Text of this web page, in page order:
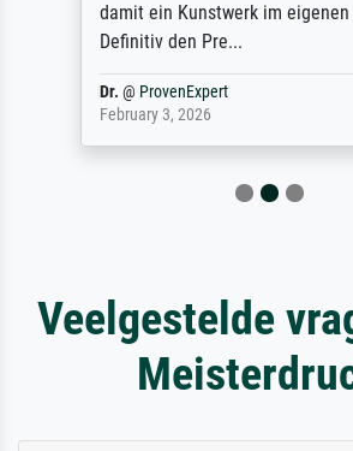
damit ein Kunstwerk im eigenen
Definitiv den Pre...
Dr. @ ProvenExpert
February 3, 2026
Veelgestelde